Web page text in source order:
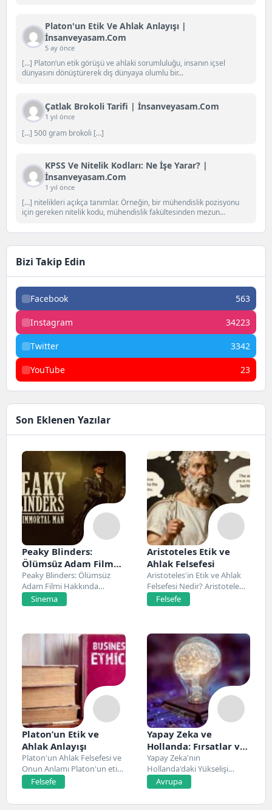
Platon'un Etik Ve Ahlak Anlayışı |
İnsanveyasam.com
5 ay önce
[…] Platon‘un etik görüşü ve ahlaki sorumluluğu, insanın içsel
dünyasını dönüştürerek dış dünyaya olumlu bir...
Çatlak Brokoli Tarifi | İnsanveyasam.com
1 yıl önce
[…] 500 gram brokoli […]
KPSS Ve Nitelik Kodları: Ne İşe Yarar? |
İnsanveyasam.com
1 yıl önce
[…] nitelikleri açıkça tanımlar. Örneğin, bir mühendislik pozisyonu
için gereken nitelik kodu, mühendislik fakültesinden mezun...
Bizi Takip Edin
Facebook 563
Instagram 34223
Twitter 3342
YouTube 23
Son Eklenen Yazılar
Peaky Blinders:
Ölümsüz Adam Film
Konusu, Oyuncuları
ve İnceleme
Peaky Blinders: Ölümsüz
Adam Filmi Hakkında
Netflix’te 20 Mart 2026...
Sinema
Aristoteles Etik ve
Ahlak Felsefesi
Aristoteles'in Etik ve Ahlak
Felsefesi Nedir? Aristoteles,
Antik Yunan felsefesinin...
Felsefe
Platon’un Etik ve
Ahlak Anlayışı
Platon'un Ahlak Felsefesi ve
Onun Anlamı Platon'un etik
ve ahlak...
Felsefe
Yapay Zeka ve
Hollanda: Fırsatlar ve
Zorluklar
Yapay Zeka'nın
Hollanda'daki Yükselişi
Hollanda, son yıllarda yapay
zeka alanında...
Avrupa